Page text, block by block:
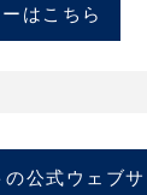
はこちら
の公式ウェブ